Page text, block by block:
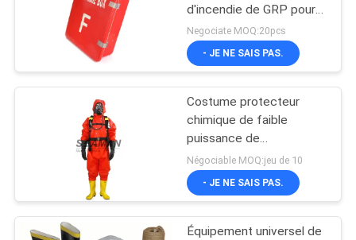
d'incendie de GRP pour
la lutte contre l'incendie
marine
Negociate MOQ:20pcs
- JE NE SAIS PAS.
Costume protecteur
chimique de faible
puissance de
combinaison contre
l'incendie de costume
marin de lutte
Négociable MOQ:jeu de 10
- JE NE SAIS PAS.
Équipement universel de